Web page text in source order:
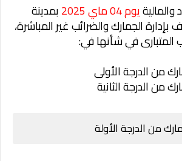
يوم 04 ماي 2025 بمدينة
بإدارة الجمارك والضرائب غير المباشرة،
المتبارى في شأنها في: